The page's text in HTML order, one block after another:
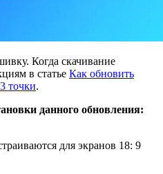
Когда скачивание
в статье Как обновить
точки.
данного обновления:
для экранов 18: 9